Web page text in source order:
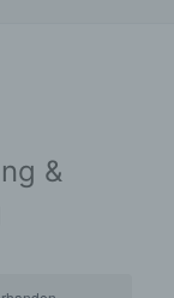
&